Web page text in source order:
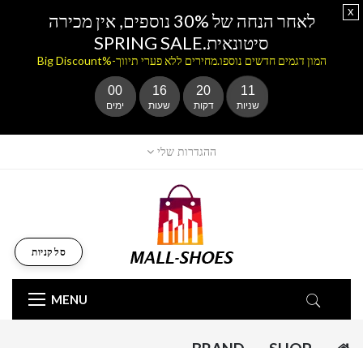
ההגדרות שלי
MENU
סל קניות
לאחר הנחה של 30% נוספים, אין מכירה
סיטונאית.SPRING SALE
המון דגמים חדשים נוספו.מחירים ללא פערי תיווך-%Big Discount
00
ימים
16
שעות
20
דקות
11
שניות
x